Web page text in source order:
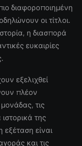
διαφοροποιημένη
οι τίτλοι.
η διασπορά
ευκαιρίες
εξελιχθεί
πλέον
τις
της
εξέταση είναι
και τις